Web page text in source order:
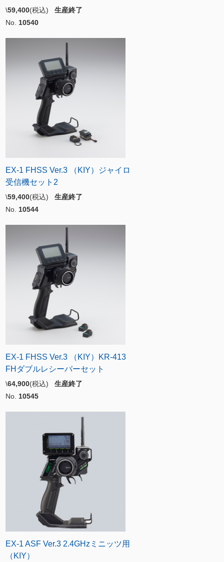
\59,400(税込) 生産終了
No. 10540
EX-1 FHSS Ver.3 （KIY）ジャイロ
受信機セット2
\59,400(税込) 生産終了
No. 10544
EX-1 FHSS Ver.3 （KIY）KR-413
FHダブルレシーバーセット
\64,900(税込) 生産終了
No. 10545
EX-1 ASF Ver.3 2.4GHzミニッツ用
（KIY）